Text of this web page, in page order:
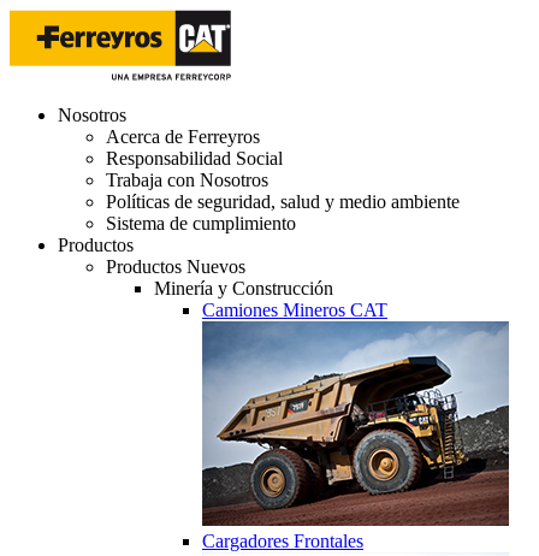
Nosotros
Acerca de Ferreyros
Responsabilidad Social
Trabaja con Nosotros
Políticas de seguridad, salud y medio ambiente
Sistema de cumplimiento
Productos
Productos Nuevos
Minería y Construcción
Camiones Mineros CAT
Cargadores Frontales